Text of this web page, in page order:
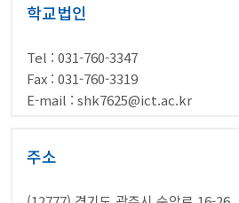
학교법인
Tel : 031-760-3347
Fax : 031-760-3319
E-mail : shk7625@ict.ac.kr
주소